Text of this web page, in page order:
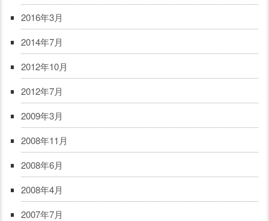
2016年3月
2014年7月
2012年10月
2012年7月
2009年3月
2008年11月
2008年6月
2008年4月
2007年7月